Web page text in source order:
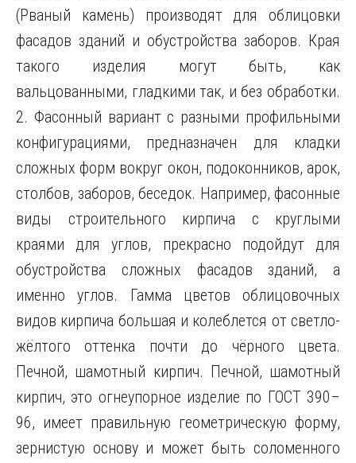
(Рваный камень) производят для облицовки
фасадов зданий и обустройства заборов. Края
такого изделия могут быть, как
вальцованными, гладкими так, и без обработки.
2. Фасонный вариант с разными профильными
конфигурациями, предназначен для кладки
сложных форм вокруг окон, подоконников, арок,
столбов, заборов, беседок. Например, фасонные
виды строительного кирпича с круглыми
краями для углов, прекрасно подойдут для
обустройства сложных фасадов зданий, а
именно углов. Гамма цветов облицовочных
видов кирпича большая и колеблется от светло-
жёлтого оттенка почти до чёрного цвета.
Печной, шамотный кирпич. Печной, шамотный
кирпич, это огнеупорное изделие по ГОСТ 390–
96, имеет правильную геометрическую форму,
зернистую основу и может быть соломенного